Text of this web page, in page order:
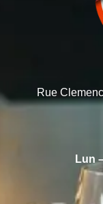
Rue
Lun